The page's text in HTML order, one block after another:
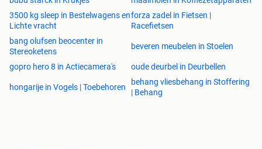
3500 kg sleep in Bestelwagens en
Lichte vracht
forza zadel in Fietsen |
Racefietsen
bang olufsen beocenter in
Stereoketens
beveren meubelen in Stoelen
gopro hero 8 in Actiecamera's oude deurbel in Deurbellen
hongarije in Vogels | Toebehoren
behang vliesbehang in Stoffering
| Behang